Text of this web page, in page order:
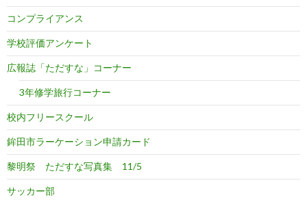
コンプライアンス
学校評価アンケート
広報誌「ただすな」コーナー
3年修学旅行コーナー
校内フリースクール
鉾田市ラーケーション申請カード
黎明祭 ただすな写真集 11/5
サッカー部